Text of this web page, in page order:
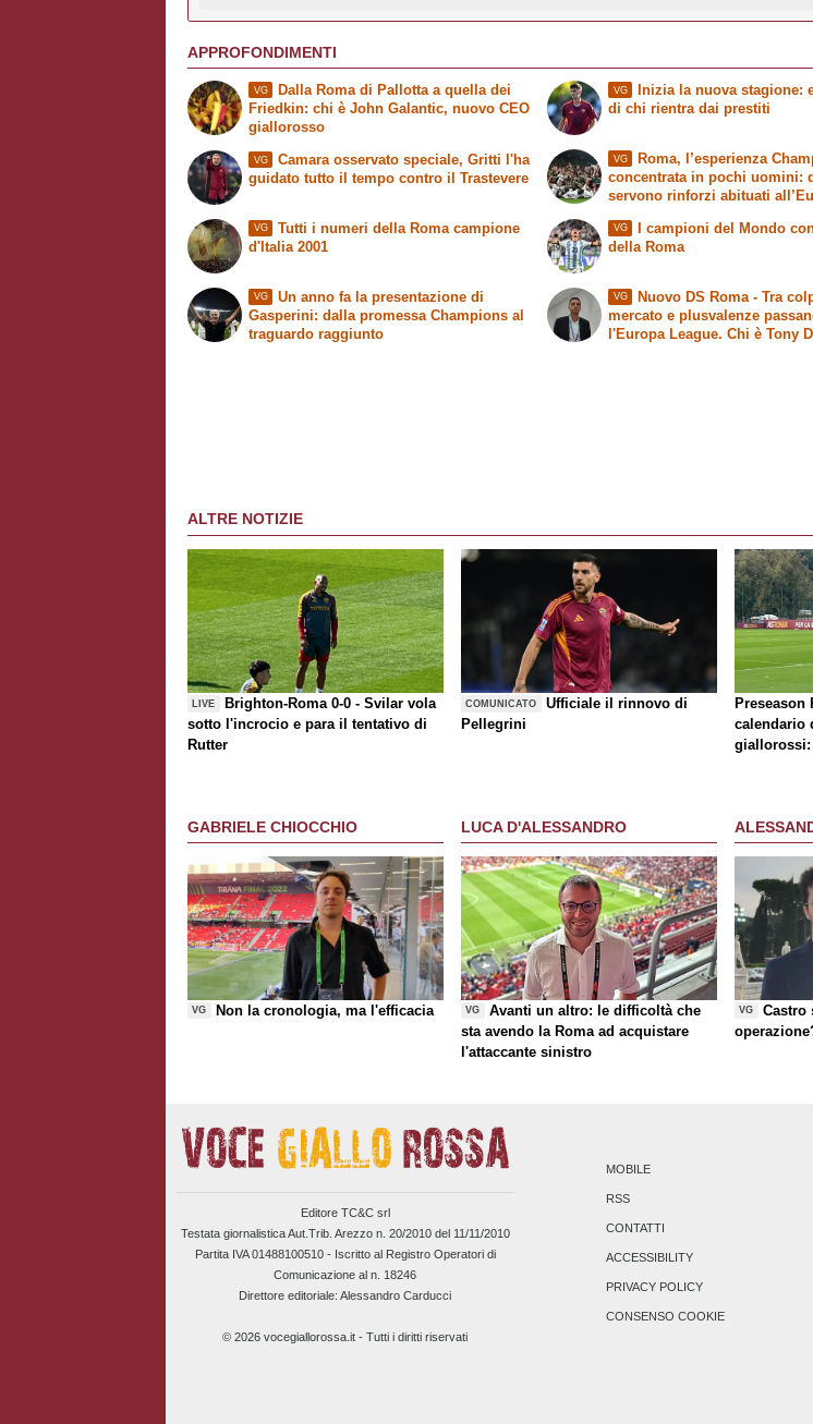
APPROFONDIMENTI
VG
Dalla Roma di Pallotta a quella dei
Friedkin: chi è John Galantic, nuovo CEO
giallorosso
VG
Camara osservato speciale, Gritti l'ha
guidato tutto il tempo contro il Trastevere
VG
Inizia la nuova stagione:
di chi rientra dai prestiti
VG
Roma, l’esperienza
concentrata in pochi uomini:
servono rinforzi abituati
VG
Tutti i numeri della Roma campione
d'Italia 2001
VG
Un anno fa la presentazione di
Gasperini: dalla promessa Champions al
traguardo raggiunto
VG
I campioni del Mondo
della Roma
VG
Nuovo DS Roma - Tra
mercato e plusvalenze
l'Europa League. Chi è Tony
ALTRE NOTIZIE
LIVE
Brighton-Roma 0-0 - Svilar vola
sotto l'incrocio e para il tentativo di
Rutter
COMUNICATO
Ufficiale il rinnovo di
Pellegrini
Preseason
calendario
GABRIELE CHIOCCHIO
VG Non la cronologia, ma l'efficacia
LUCA D'ALESSANDRO
VG
Avanti un altro: le difficoltà che
sta avendo la Roma ad acquistare
l'attaccante sinistro
VG
Castro
Editore TC&C srl
Testata giornalistica Aut.Trib. Arezzo n. 20/2010 del 11/11/2010
Partita IVA 01488100510 - Iscritto al Registro Operatori di
Comunicazione al n. 18246
Direttore editoriale: Alessandro Carducci
© 2026 vocegiallorossa.it - Tutti i diritti riservati
MOBILE
RSS
CONTATTI
ACCESSIBILITY
PRIVACY POLICY
CONSENSO COOKIE